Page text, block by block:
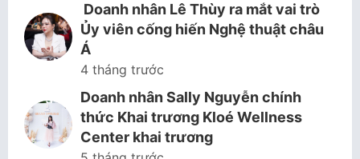
Doanh nhân Lê Thùy ra mắt vai trò
Ủy viên cống hiến Nghệ thuật châu
Á
4 tháng trước
Doanh nhân Sally Nguyễn chính
thức Khai trương Kloé Wellness
Center khai trương